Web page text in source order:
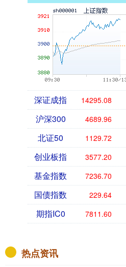
深证成指 14295.08
沪深300 4689.96
北证50 1129.72
创业板指 3577.20
基金指数 7236.70
国债指数 229.64
期指IC0 7811.60
热点资讯